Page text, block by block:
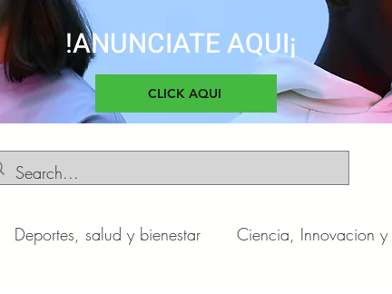
!ANUNCIATE AQUI¡
CLICK AQUI
Deportes, salud y bienestar Ciencia, Innovacion